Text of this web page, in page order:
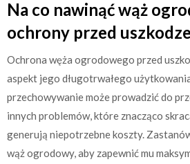
Na co nawinąć wąż
ochrony przed
Ochrona węża ogrodowego przed
aspekt jego długotrwałego
przechowywanie może prowadzić do
innych problemów, które znacząco
generują niepotrzebne koszty.
wąż ogrodowy, aby zapewnić mu